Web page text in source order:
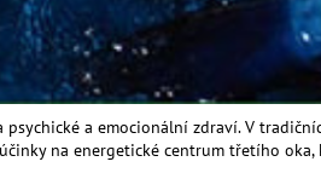
a emocionální zdraví. V
na energetické centrum třetího